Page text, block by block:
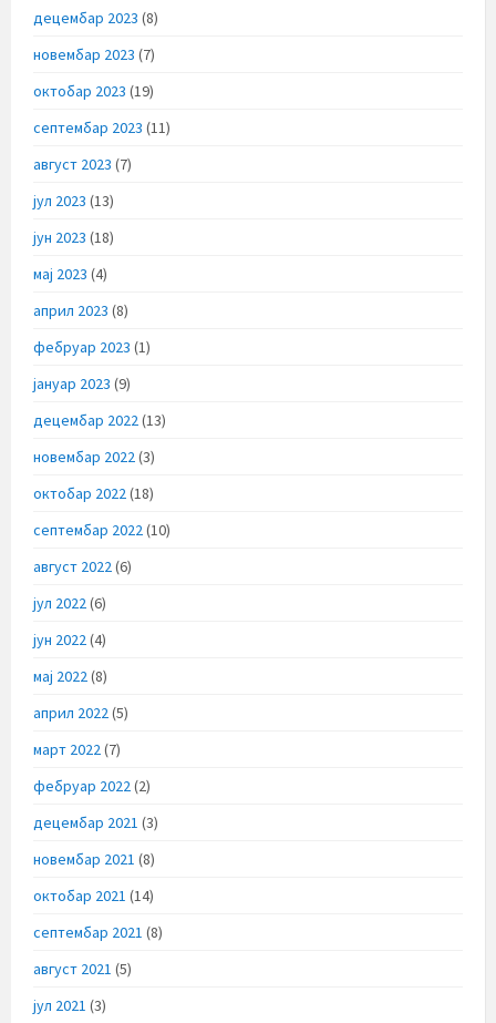
децембар 2023 (8)
новембар 2023 (7)
октобар 2023 (19)
септембар 2023 (11)
август 2023 (7)
јул 2023 (13)
јун 2023 (18)
мај 2023 (4)
април 2023 (8)
фебруар 2023 (1)
јануар 2023 (9)
децембар 2022(13)
новембар 2022(3)
октобар 2022(18)
септембар 2022(10)
август 2022(6)
јул 2022(6)
јун 2022(4)
мај 2022(8)
април 2022(5)
март 2022(7)
фебруар 2022(2)
децембар 2021 (3)
новембар 2021 (8)
октобар 2021 (14)
септембар 2021 (8)
август 2021 (5)
јул 2021 (3)